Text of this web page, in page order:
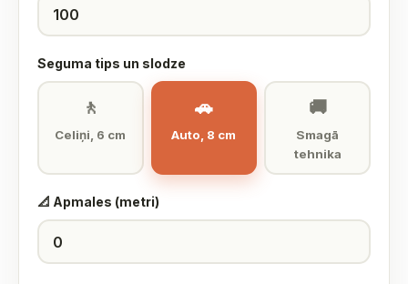
Seguma tips un slodze
🚶
Celiņi, 6 cm
🚗
Auto, 8 cm
🚚
Smagā
tehnika
📐 Apmales (metri)